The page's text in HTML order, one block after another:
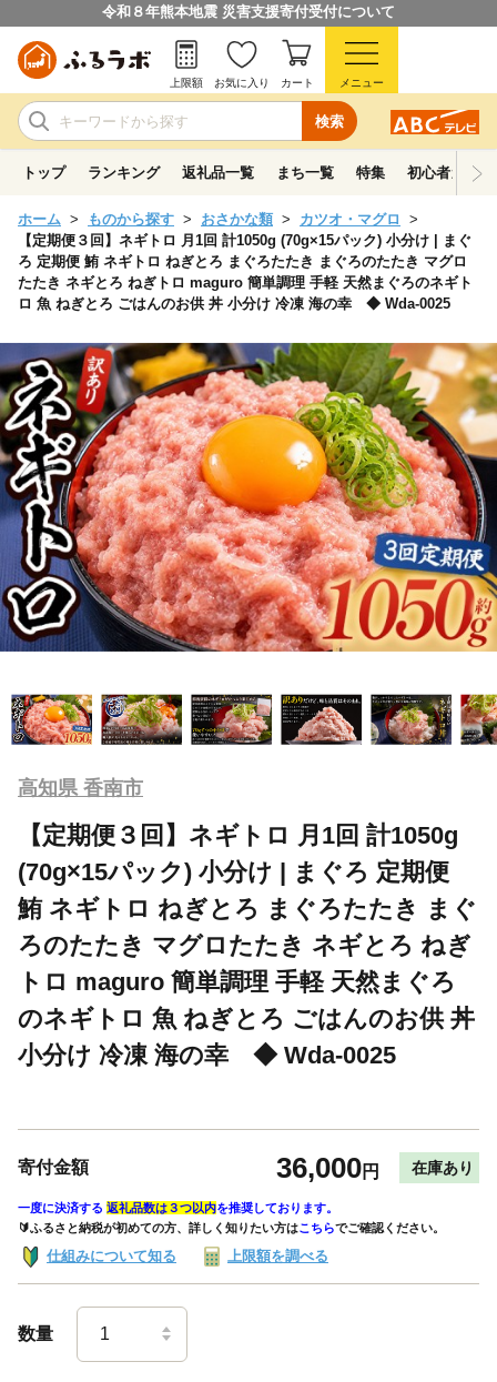
令和８年熊本地震 災害支援寄付受付について
検索
上限額 お気に入り カート メニュー
トップ ランキング 返礼品一覧 まち一覧 特集 初心者ガイド
ホーム ものから探す おさかな類
カツオ・マグロ
【定期便３回】ネギトロ 月1回 計1050g (70g×15パック) 小分け | まぐ
ろ 定期便 鮪 ネギトロ ねぎとろ まぐろたたき まぐろのたたき マグロ
たたき ネギとろ ねぎトロ maguro 簡単調理 手軽 天然まぐろのネギト
ロ 魚 ねぎとろ ごはんのお供 丼 小分け 冷凍 海の幸 ◆ Wda-0025
高知県 香南市
【定期便３回】ネギトロ 月1回 計1050g
(70g×15パック) 小分け | まぐろ 定期便
鮪 ネギトロ ねぎとろ まぐろたたき まぐ
ろのたたき マグロたたき ネギとろ ねぎ
トロ maguro 簡単調理 手軽 天然まぐろ
のネギトロ 魚 ねぎとろ ごはんのお供 丼
小分け 冷凍 海の幸 ◆ Wda-0025
寄付金額 36,000円 在庫あり
一度に決済する 返礼品数は３つ以内を推奨しております。
🔰ふるさと納税が初めての方、詳しく知りたい方はこちらでご確認ください。
仕組みについて知る 上限額を調べる
数量